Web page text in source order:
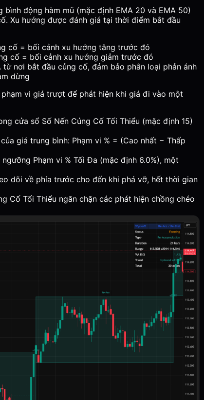
bình động hàm mũ (mặc định EMA 20 và EMA 50)
Xu hướng được đánh giá tại thời điểm bắt đầu
cố = bối cảnh xu hướng tăng trước đó
cố = bối cảnh xu hướng giảm trước đó
nơi bắt đầu củng cố, đảm bảo phân loại phản ánh
dừng
vi giá trượt để phát hiện khi giá đi vào một
cửa sổ Số Nến Củng Cố Tối Thiểu (mặc định 15)
giá trung bình: Phạm vi % = (Cao nhất − Thấp
Phạm vi % Tối Đa (mặc định 6.0%), một
dõi về phía trước cho đến khi phá vỡ, hết thời gian
Cố Tối Thiểu ngăn chặn các phát hiện chồng chéo